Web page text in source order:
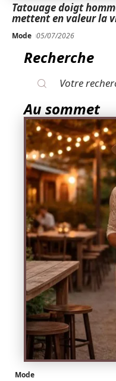
Tatouage doigt
mettent en valeur la
Mode 05/07/2026
Recherche
Au sommet
Mode